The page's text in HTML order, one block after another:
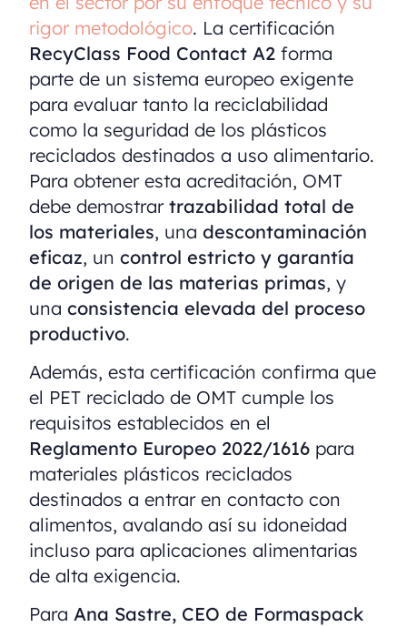
rigor metodológico. La certificación
RecyClass Food Contact A2 forma
parte de un sistema europeo exigente
para evaluar tanto la reciclabilidad
como la seguridad de los plásticos
reciclados destinados a uso alimentario.
Para obtener esta acreditación, OMT
debe demostrartrazabilidad total de
los materiales, unadescontaminación
eficaz, uncontrol estricto y garantía
de origen de las materias primas, y
unaconsistencia elevada del proceso
productivo.
Además, esta certificación confirma que
el PET reciclado de OMT cumple los
requisitos establecidos en el
Reglamento Europeo 2022/1616 para
materiales plásticos reciclados
destinados a entrar en contacto con
alimentos, avalando así su idoneidad
incluso para aplicaciones alimentarias
de alta exigencia.
ParaAna Sastre, CEO de Formaspack